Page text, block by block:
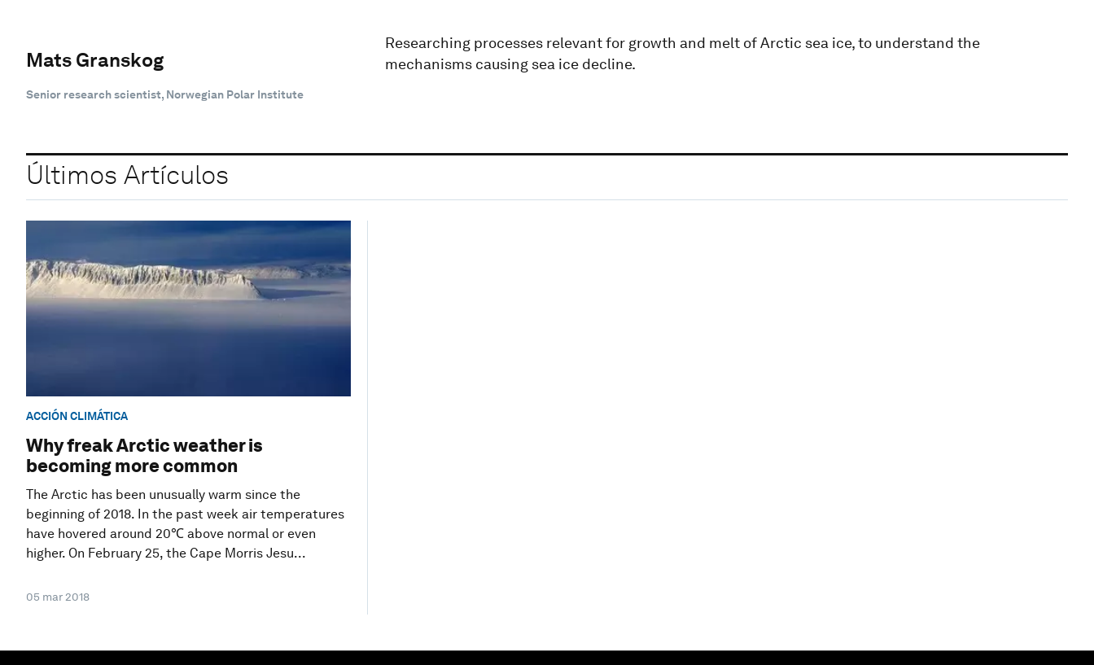
Mats Granskog
Senior research scientist, Norwegian Polar Institute
Researching processes relevant for growth and melt of Arctic sea ice, to understand the
mechanisms causing sea ice decline.
Últimos Artículos
ACCIÓN CLIMÁTICA
Why freak Arctic weather is
becoming more common
The Arctic has been unusually warm since the
beginning of 2018. In the past week air temperatures
have hovered around 20℃ above normal or even
higher. On February 25, the Cape Morris Jesu...
05 mar 2018